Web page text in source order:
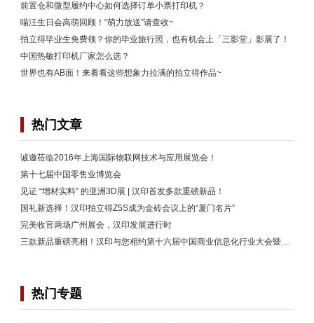
前置仓和微型履约中心如何选择订单小票打印机？
喵汪生日会高萌回顾！“萌力放送”请查收~
拍立得毕业生免费领？你的毕业旅行照，也有机会上「三影堂」影展了！
中国热敏打印机厂家怎么选？
世界也有AB面！来看看这些想象力拉满的拍立得作品~
热门文章
诚邀莅临2016年上海国际物联网技术与应用展览会！
第十七届中国零售业博览会
见证 “增材实料” 的亚洲3D展 | 汉印首发多款重磅新品！
国礼新选择！汉印拍立得Z5S成为金砖会议上的“厦门名片”
完美收官两场广州展会，汉印发展进行时
三款新品重磅亮相！汉印与您相约第十六届中国商业信息化行业大会暨展览会
热门专题